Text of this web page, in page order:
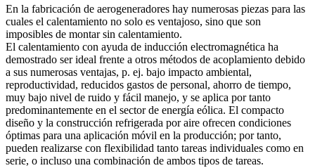
En la fabricación de aerogeneradores hay numerosas piezas para las
cuales el calentamiento no solo es ventajoso, sino que son
imposibles de montar sin calentamiento.
El calentamiento con ayuda de inducción electromagnética ha
demostrado ser ideal frente a otros métodos de acoplamiento debido
a sus numerosas ventajas, p. ej. bajo impacto ambiental,
reproductividad, reducidos gastos de personal, ahorro de tiempo,
muy bajo nivel de ruido y fácil manejo, y se aplica por tanto
predominantemente en el sector de energía eólica. El compacto
diseño y la construcción refrigerada por aire ofrecen condiciones
óptimas para una aplicación móvil en la producción; por tanto,
pueden realizarse con flexibilidad tanto tareas individuales como en
serie, o incluso una combinación de ambos tipos de tareas.